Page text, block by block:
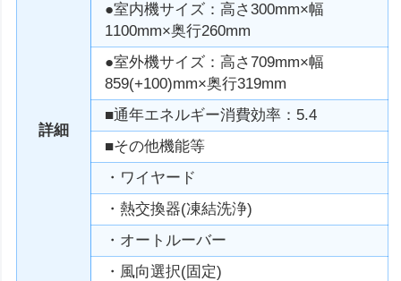
詳細
●室内機サイズ：高さ300mm×幅
1100mm×奥行260mm
●室外機サイズ：高さ709mm×幅
859(+100)mm×奥行319mm
■通年エネルギー消費効率：5.4
■その他機能等
・ワイヤード
・熱交換器(凍結洗浄)
・オートルーバー
・風向選択(固定)